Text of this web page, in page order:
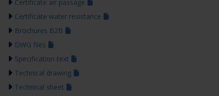
Certificate air passage
Certificate water resistance
Brochures B2B
DWG files
Specification text
Technical drawing
Technical sheet